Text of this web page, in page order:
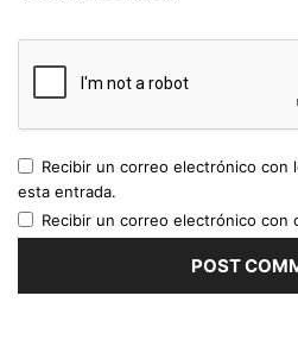
Recibir un correo electrónico con
esta entrada.
Recibir un correo electrónico con